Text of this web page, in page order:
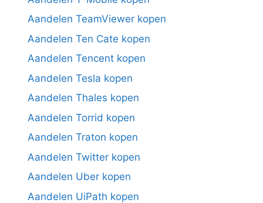
Aandelen TeamViewer kopen
Aandelen Ten Cate kopen
Aandelen Tencent kopen
Aandelen Tesla kopen
Aandelen Thales kopen
Aandelen Torrid kopen
Aandelen Traton kopen
Aandelen Twitter kopen
Aandelen Uber kopen
Aandelen UiPath kopen